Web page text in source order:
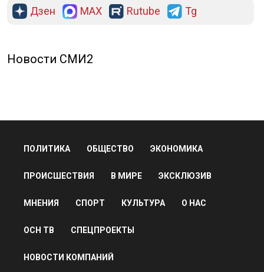
Дзен MAX Rutube Tg
Новости СМИ2
ПОЛИТИКА ОБЩЕСТВО ЭКОНОМИКА
ПРОИСШЕСТВИЯ В МИРЕ ЭКСКЛЮЗИВ
МНЕНИЯ СПОРТ КУЛЬТУРА О НАС
ОСН ТВ СПЕЦПРОЕКТЫ
НОВОСТИ КОМПАНИЙ